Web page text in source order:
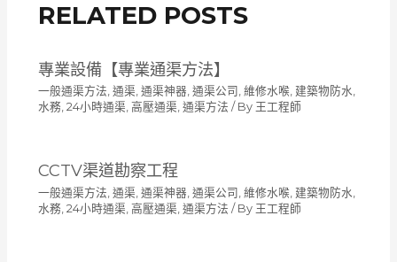
RELATED POSTS
專業設備【專業通渠方法】
一般通渠方法, 通渠, 通渠神器, 通渠公司, 維修水喉, 建築物防水,
水務, 24小時通渠, 高壓通渠, 通渠方法 / By 王工程師
CCTV渠道勘察工程
一般通渠方法 通渠, 通渠神器, 通渠公司, 維修水喉, 建築物防水,
水務, 24小時通渠, 高壓通渠 通渠方法 / By 王工程師